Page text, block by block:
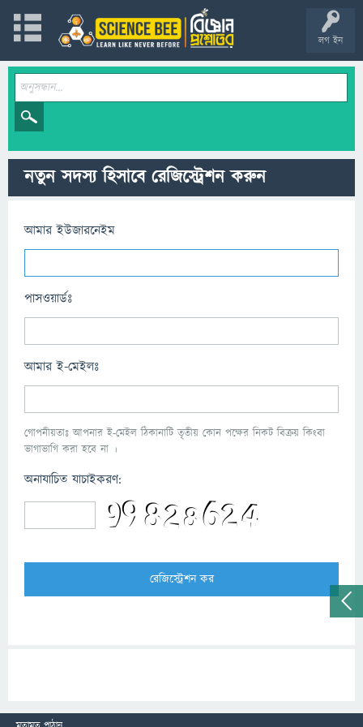
লগ ইন
নতুন সদস্য হিসাবে রেজিস্ট্রেশন করুন
আমার ইউজারনেইম
পাসওয়ার্ডঃ
আমার ই-মেইলঃ
গোপনীয়তাঃ আপনার ই-মেইল ঠিকানাটি তৃতীয় কোন পক্ষের নিকট বিক্রয় কিংবা
ভাগাভাগি করা হবে না ।
অনাযাচিত যাচাইকরণ: